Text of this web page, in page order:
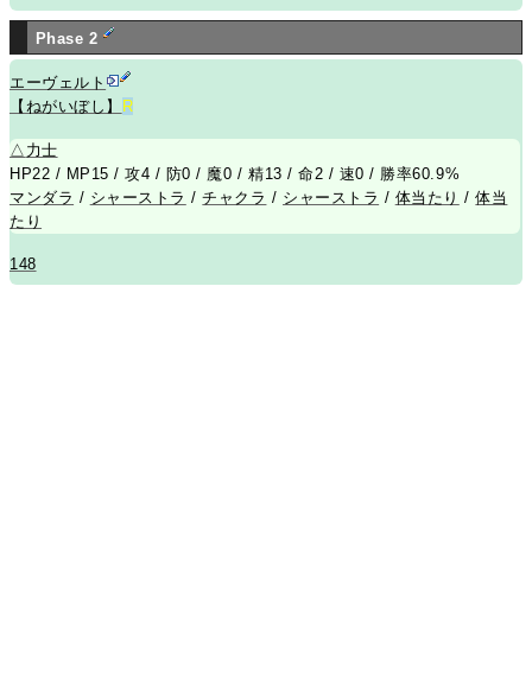
Phase 2
エーヴェルト
【ねがいぼし】
R
△ 力士
HP22 / MP15 / 攻4 / 防0 / 魔0 / 精13 / 命2 / 速0 / 勝率60.9%
マンダラ / シャーストラ /チャクラ / シャーストラ / 体当たり /体当
たり
148